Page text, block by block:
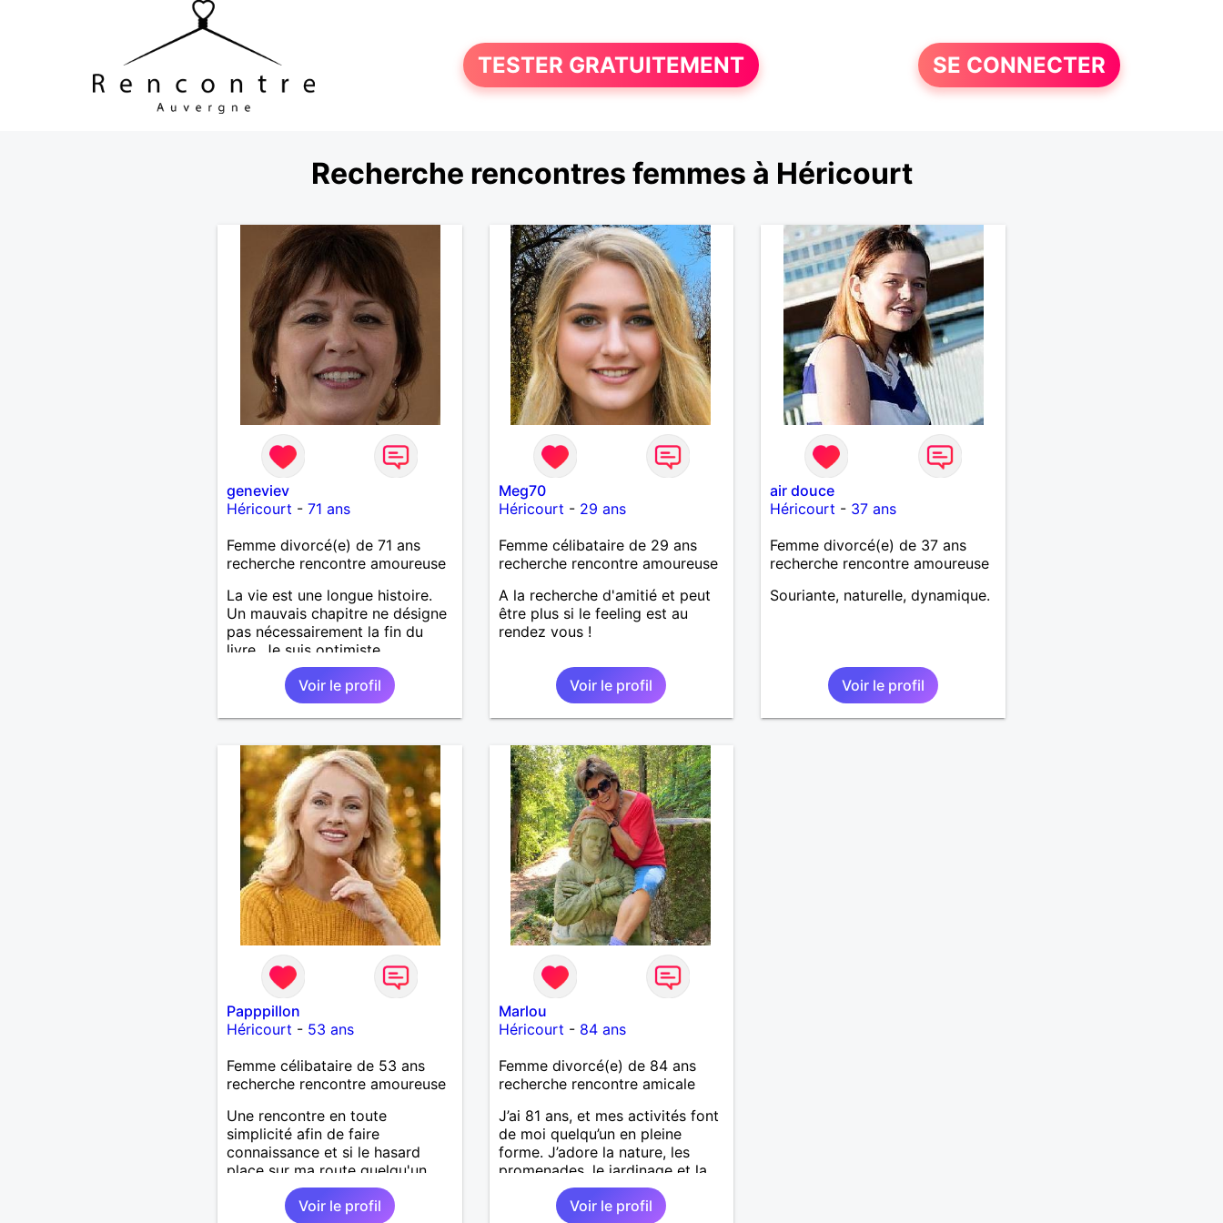
TESTER GRATUITEMENT SE CONNECTER
Recherche rencontres femmes à Héricourt
geneviev
Héricourt - 71 ans
Femme divorcé(e) de 71 ans
recherche rencontre amoureuse
La vie est une longue histoire.
Un mauvais chapitre ne désigne
pas nécessairement la fin du
livre. Je suis optimiste.
Voir le profil
Meg70
Héricourt - 29 ans
Femme célibataire de 29 ans
recherche rencontre amoureuse
A la recherche d'amitié et peut
être plus si le feeling est au
rendez vous !
Voir le profil
air douce
Héricourt - 37 ans
Femme divorcé(e) de 37 ans
recherche rencontre amoureuse
Souriante, naturelle, dynamique.
Voir le profil
Papppillon
Héricourt - 53 ans
Femme célibataire de 53 ans
recherche rencontre amoureuse
Une rencontre en toute
simplicité afin de faire
connaissance et si le hasard
place sur ma route quelqu'un
avec qui partager des affinités.
Voir le profil
Marlou
Héricourt - 84 ans
Femme divorcé(e) de 84 ans
recherche rencontre amicale
J’ai 81 ans, et mes activités font
de moi quelqu’un en pleine
forme. J’adore la nature, les
promenades, le jardinage et la
bonne cuisine. Je recherche un
ami et non un futur mari, pour
Voir le profil